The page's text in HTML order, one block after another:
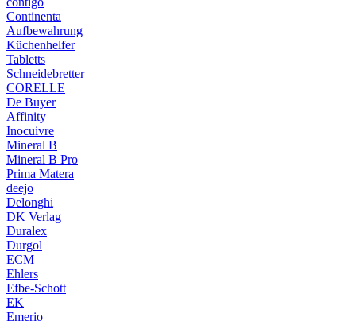
Continenta
Aufbewahrung
Küchenhelfer
Tabletts
Schneidebretter
CORELLE
De Buyer
Affinity
Inocuivre
Mineral B
Mineral B Pro
Prima Matera
deejo
Delonghi
DK Verlag
Duralex
Durgol
ECM
Ehlers
Efbe-Schott
EK
Emerio